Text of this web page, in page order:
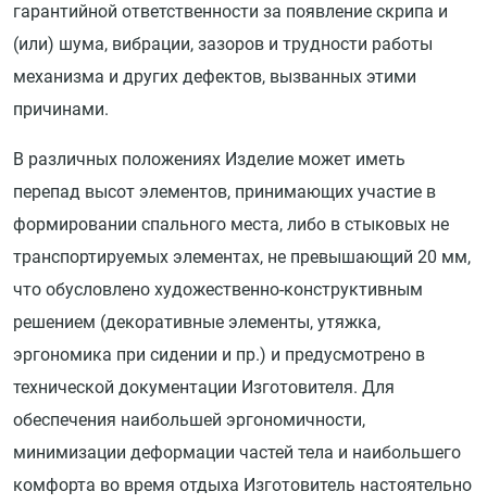
гарантийной ответственности за появление скрипа и
(или) шума, вибрации, зазоров и трудности работы
механизма и других дефектов, вызванных этими
причинами.
В различных положениях Изделие может иметь
перепад высот элементов, принимающих участие в
формировании спального места, либо в стыковых не
транспортируемых элементах, не превышающий 20 мм,
что обусловлено художественно-конструктивным
решением (декоративные элементы, утяжка,
эргономика при сидении и пр.) и предусмотрено в
технической документации Изготовителя. Для
обеспечения наибольшей эргономичности,
минимизации деформации частей тела и наибольшего
комфорта во время отдыха Изготовитель настоятельно